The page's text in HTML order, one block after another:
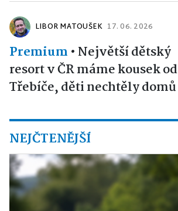
LIBOR MATOUŠEK 17. 06. 2026
Premium • Největší dětský
resort v ČR máme kousek od
Třebíče, děti nechtěly domů
NEJČTENĚJŠÍ